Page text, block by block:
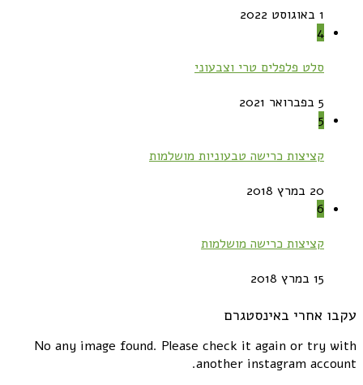
1 באוגוסט 2022
4
סלט פלפלים טרי וצבעוני
5 בפברואר 2021
5
קציצות כרישה טבעוניות מושלמות
20 במרץ 2018
6
קציצות כרישה מושלמות
15 במרץ 2018
עקבו אחרי באינסטגרם
No any image found. Please check it again or try with
another instagram account.